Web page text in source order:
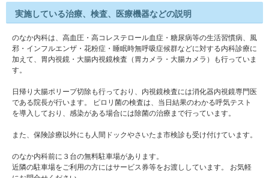
実施している治療、検査、医療機器などの説明
のなか内科は、高血圧・高コレステロール血症・糖尿病等の生活習慣病、風
邪・インフルエンザ・花粉症・睡眠時無呼吸症候群などに対する内科診療に
加えて、胃内視鏡・大腸内視鏡検査（胃カメラ・大腸カメラ）も行っていま
す。
日帰り大腸ポリープ切除も行っており、内視鏡検査には消化器内視鏡専門医
である院長が行います。 ピロリ菌の検査は、当日結果のわかる呼気テスト
を導入しており、感染がある場合には除菌の治療まで行っています。
また、保険診療以外にも人間ドックやさいたま市検診も受け付けています。
のなか内科前に３台の無料駐車場があります。
近隣の駐車場をご利用の方にはサービス券等をお渡ししています。 お気軽